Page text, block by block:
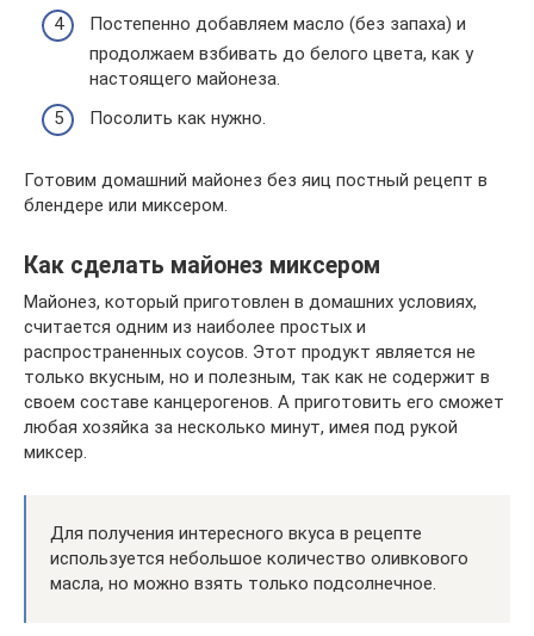
Постепенно добавляем масло (без запаха) и
продолжаем взбивать до белого цвета, как у
настоящего майонеза.
Посолить как нужно.
Готовим домашний майонез без яиц постный рецепт в
блендере или миксером.
Как сделать майонез миксером
Майонез, который приготовлен в домашних условиях,
считается одним из наиболее простых и
распространенных соусов. Этот продукт является не
только вкусным, но и полезным, так как не содержит в
своем составе канцерогенов. А приготовить его сможет
любая хозяйка за несколько минут, имея под рукой
миксер.
Для получения интересного вкуса в рецепте
используется небольшое количество оливкового
масла, но можно взять только подсолнечное.